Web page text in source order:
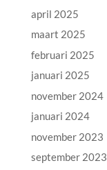
april 2025
maart 2025
februari 2025
januari 2025
november 2024
januari 2024
november 2023
september 2023